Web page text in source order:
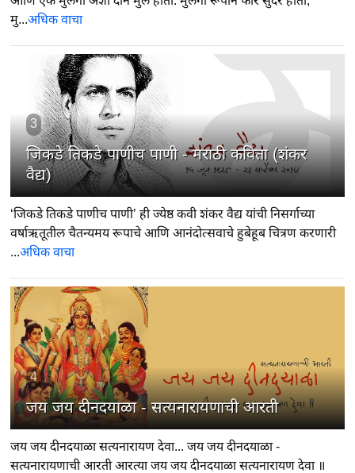
मु...अधिक वाचा
3
जिकडे तिकडे पाणीच पाणी - मराठी कविता (शंकर
वैद्य)
‘जिकडे तिकडे पाणीच पाणी’ ही ज्येष्ठ कवी शंकर वैद्य यांची निसर्गाच्या
वर्षाऋतूतील चैतन्यमय रूपाचे आणि आनंदोत्सवाचे हुबेहूब चित्रण करणारी
...अधिक वाचा
4
जय जय दीनदयाळा - सत्यनारायणाची आरती
जय जय दीनदयाळा सत्यनारायण देवा... जय जय दीनदयाळा -
सत्यनारायणाची आरती आरत्या जय जय दीनदयाळा सत्यनारायण देवा ॥